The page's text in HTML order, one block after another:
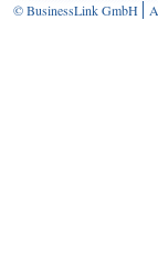
© BusinessLink GmbH